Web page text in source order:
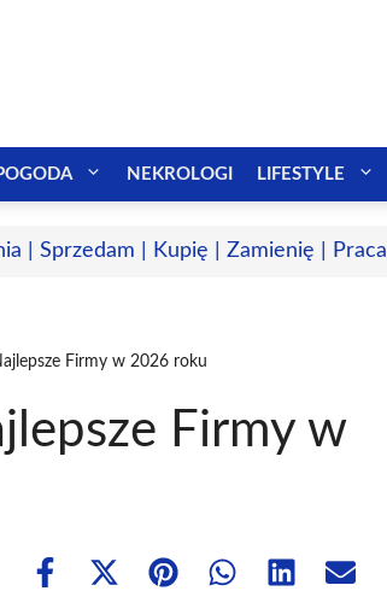
NEKROLOGI LIFESTYLE
| Sprzedam | Kupię | Zamienię | Praca
Firmy w 2026 roku
Firmy w
Share
Share Share Share Share Share